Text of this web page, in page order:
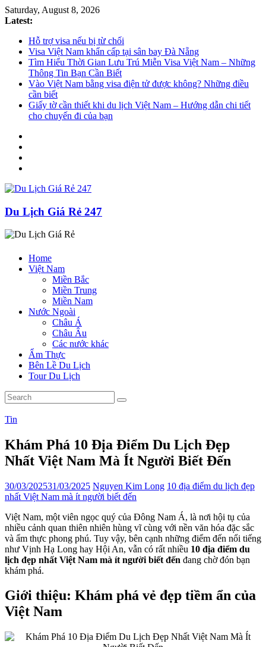
Saturday, August 8, 2026
Latest:
Hỗ trợ visa nếu bị từ chối
Visa Việt Nam khẩn cấp tại sân bay Đà Nẵng
Tìm Hiểu Thời Gian Lưu Trú Miễn Visa Việt Nam – Những
Thông Tin Bạn Cần Biết
Vào Việt Nam bằng visa điện tử được không? Những điều
cần biết
Giấy tờ cần thiết khi du lịch Việt Nam – Hướng dẫn chi tiết
cho chuyến đi của bạn
Du Lịch Giá Rẻ 247
Home
Việt Nam
Miền Bắc
Miền Trung
Miền Nam
Nước Ngoài
Châu Á
Châu Âu
Các nước khác
Ẩm Thực
Bên Lề Du Lịch
Tour Du Lịch
Tin
Khám Phá 10 Địa Điểm Du Lịch Đẹp
Nhất Việt Nam Mà Ít Người Biết Đến
30/03/202531/03/2025 Nguyen Kim Long 10 địa điểm du lịch đẹp
nhất Việt Nam mà ít người biết đến
Việt Nam, một viên ngọc quý của Đông Nam Á, là nơi hội tụ của
nhiều cảnh quan thiên nhiên hùng vĩ cùng với nền văn hóa đặc sắc
và ẩm thực phong phú. Tuy vậy, bên cạnh những điểm đến nổi tiếng
như Vịnh Hạ Long hay Hội An, vẫn có rất nhiều 10 địa điểm du
lịch đẹp nhất Việt Nam mà ít người biết đến đang chờ đón bạn
khám phá.
Giới thiệu: Khám phá vẻ đẹp tiềm ẩn của
Việt Nam